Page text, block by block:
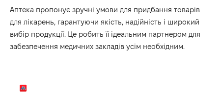
Аптека пропонує зручні умови для придбання товарів
для лікарень, гарантуючи якість, надійність і широкий
вибір продукції. Це робить її ідеальним партнером для
забезпечення медичних закладів усім необхідним.